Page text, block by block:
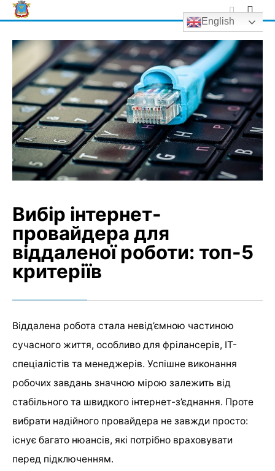
Skip
to
Вибір інтернет-
провайдера для
віддаленої роботи: топ-5
критеріїв
Віддалена робота стала невід’ємною частиною
сучасного життя, особливо для фрілансерів, ІТ-
спеціалістів та менеджерів. Успішне виконання
робочих завдань значною мірою залежить від
стабільного та швидкого інтернет-з’єднання. Проте
вибрати надійного провайдера не завжди просто:
існує багато нюансів, які потрібно враховувати
перед підключенням.
English